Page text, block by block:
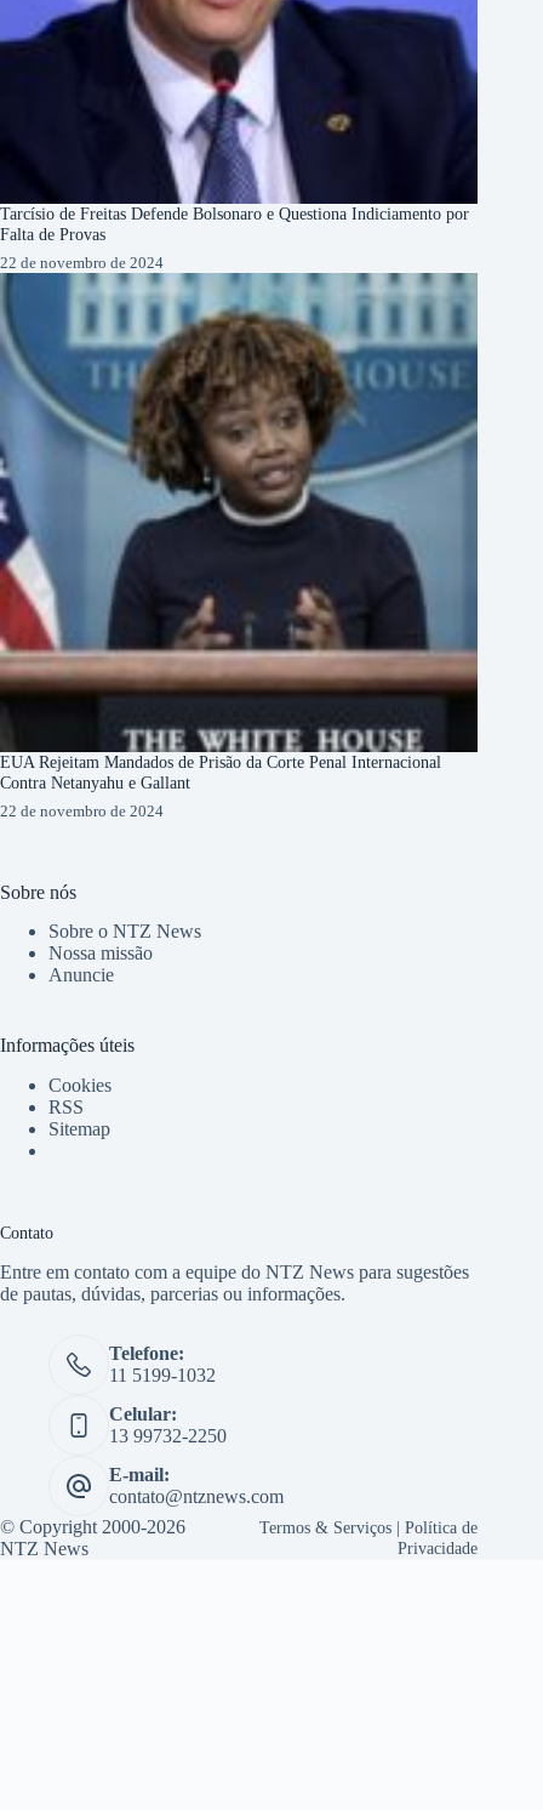
Tarcísio de Freitas Defende Bolsonaro e Questiona Indiciamento por
Falta de Provas
22 de novembro de 2024
EUA Rejeitam Mandados de Prisão da Corte Penal Internacional
Contra Netanyahu e Gallant
22 de novembro de 2024
Sobre nós
Sobre o NTZ News
Nossa missão
Anuncie
Informações úteis
Cookies
RSS
Sitemap
Contato
Entre em contato com a equipe do NTZ News para sugestões
de pautas, dúvidas, parcerias ou informações.
Telefone:
11 5199-1032
Celular:
13 99732-2250
E-mail:
contato@ntznews.com
© Copyright 2000-2026
NTZ News
Termos & Serviços |Política de
Privacidade